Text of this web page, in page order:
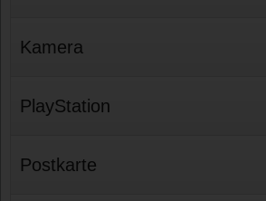
Kamera
PlayStation
Postkarte